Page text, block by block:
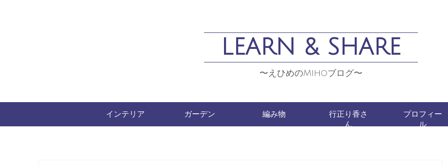
LEARN & SHARE
〜えひめのMihoブログ〜
インテリア ガーデン 編み物
行正り香さ
ん
プロフィー
ル